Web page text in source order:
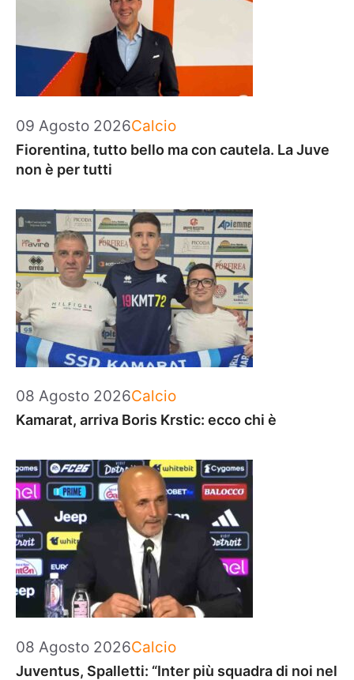
09 Agosto 2026Categorie
Calcio
Fiorentina, tutto bello ma con cautela. La Juve
non è per tutti
08 Agosto 2026Categorie
Calcio
Kamarat, arriva Boris Krstic: ecco chi è
08 Agosto 2026Categorie
Calcio
Juventus, Spalletti: “Inter più squadra di noi nel